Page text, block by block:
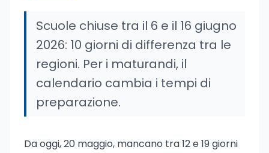
Scuole chiuse tra il 6 e il 16 giugno
2026: 10 giorni di differenza tra le
regioni. Per i maturandi, il
calendario cambia i tempi di
preparazione.
Da oggi, 20 maggio, mancano tra 12 e 19 giorni